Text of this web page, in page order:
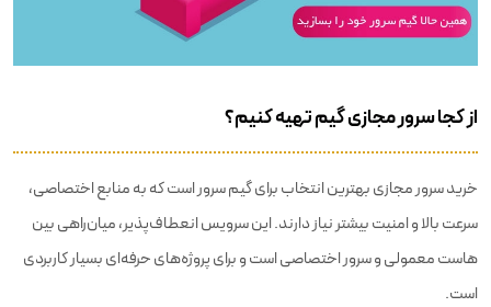
از کجا سرور مجازی گیم تهیه کنیم؟
خرید سرور مجازی بهترین انتخاب برای گیم سرور است که به منابع اختصاصی،
سرعت بالا و امنیت بیشتر نیاز دارند. این سرویس انعطاف‌پذیر، میان‌راهی بین
هاست معمولی و سرور اختصاصی است و برای پروژه‌های حرفه‌ای بسیار کاربردی
است.